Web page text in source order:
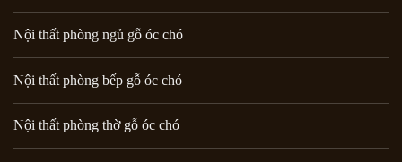
Nội thất phòng ngủ gỗ óc chó
Nội thất phòng bếp gỗ óc chó
Nội thất phòng thờ gỗ óc chó